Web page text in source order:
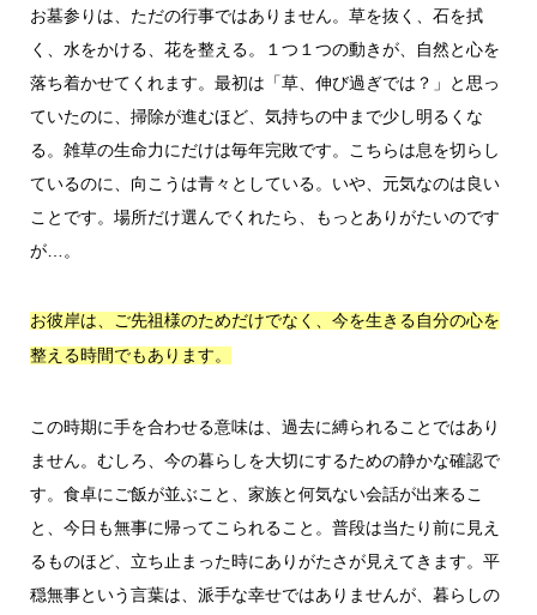
お墓参りは、ただの行事ではありません。草を抜く、石を拭
く、水をかける、花を整える。１つ１つの動きが、自然と心を
落ち着かせてくれます。最初は「草、伸び過ぎでは？」と思っ
ていたのに、掃除が進むほど、気持ちの中まで少し明るくな
る。雑草の生命力にだけは毎年完敗です。こちらは息を切らし
ているのに、向こうは青々としている。いや、元気なのは良い
ことです。場所だけ選んでくれたら、もっとありがたいのです
が…。
お彼岸は、ご先祖様のためだけでなく、今を生きる自分の心を
整える時間でもあります。
この時期に手を合わせる意味は、過去に縛られることではあり
ません。むしろ、今の暮らしを大切にするための静かな確認で
す。食卓にご飯が並ぶこと、家族と何気ない会話が出来るこ
と、今日も無事に帰ってこられること。普段は当たり前に見え
るものほど、立ち止まった時にありがたさが見えてきます。平
穏無事という言葉は、派手な幸せではありませんが、暮らしの